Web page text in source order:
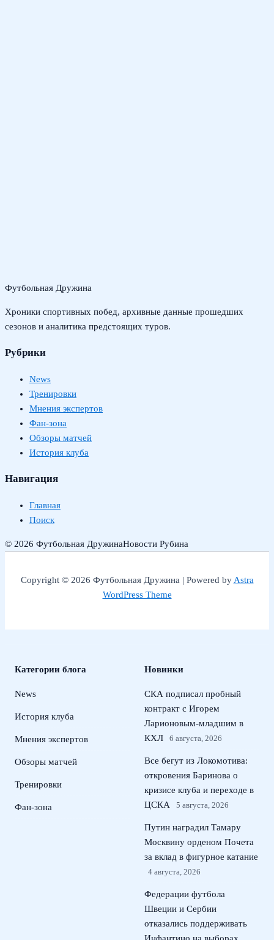
Футбольная Дружина
Хроники спортивных побед, архивные данные прошедших
сезонов и аналитика предстоящих туров.
Рубрики
News
Тренировки
Мнения экспертов
Фан-зона
Обзоры матчей
История клуба
Навигация
Главная
Поиск
© 2026 Футбольная ДружинаНовости Рубина
Copyright © 2026 Футбольная Дружина | Powered byAstra
WordPress Theme
Категории блога
News
История клуба
Мнения экспертов
Обзоры матчей
Тренировки
Фан-зона
Новинки
СКА подписал пробный
контракт с Игорем
Ларионовым‑младшим в
КХЛ
6 августа, 2026
Все бегут из Локомотива:
откровения Баринова о
кризисе клуба и переходе в
ЦСКА
5 августа, 2026
Путин наградил Тамару
Москвину орденом Почета
за вклад в фигурное катание
4 августа, 2026
Федерации футбола
Швеции и Сербии
отказались поддерживать